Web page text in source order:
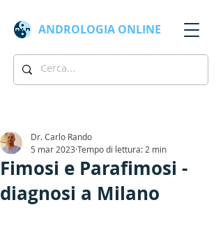
ANDROLOGIA ONLINE
Fimosi e Parafimosi -
diagnosi a Milano
Dr. Carlo Rando
5 mar 2023 Tempo di lettura: 2 min